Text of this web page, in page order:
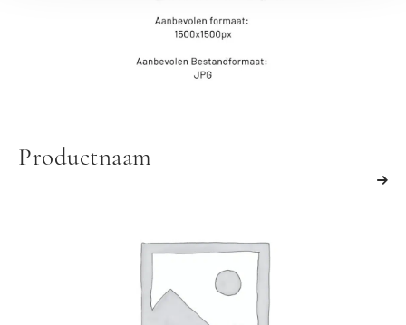
Productnaam